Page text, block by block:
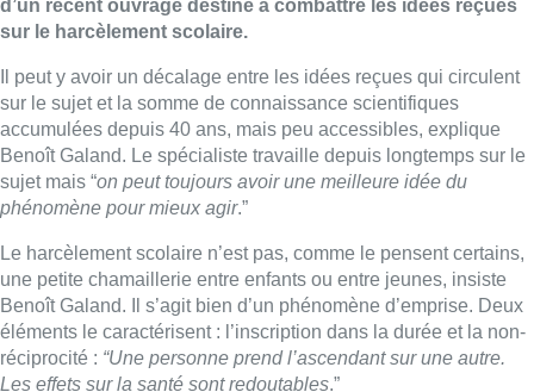
éléments le caractérisent : l’inscription dans la durée et la non-
réciprocité :“Une personne prend l’ascendant sur une autre.
Les effets sur la santé sont redoutables
Squid Game : du harcèlement ?
Autre élément : le harcèlement diminue avec l’âge. Il est
davantage fréquent chez les plus jeunes, “
qu’il se produit entre personnes qui se connaissent, ce n’est
qu’un prolongement de ce qui se passe dans la vraie vie, il
faut donc plus s’inquiéter de ce qui se passe dans les cours de
récréation.”
Comme les pratiques actuelles inspirées de la série sud-